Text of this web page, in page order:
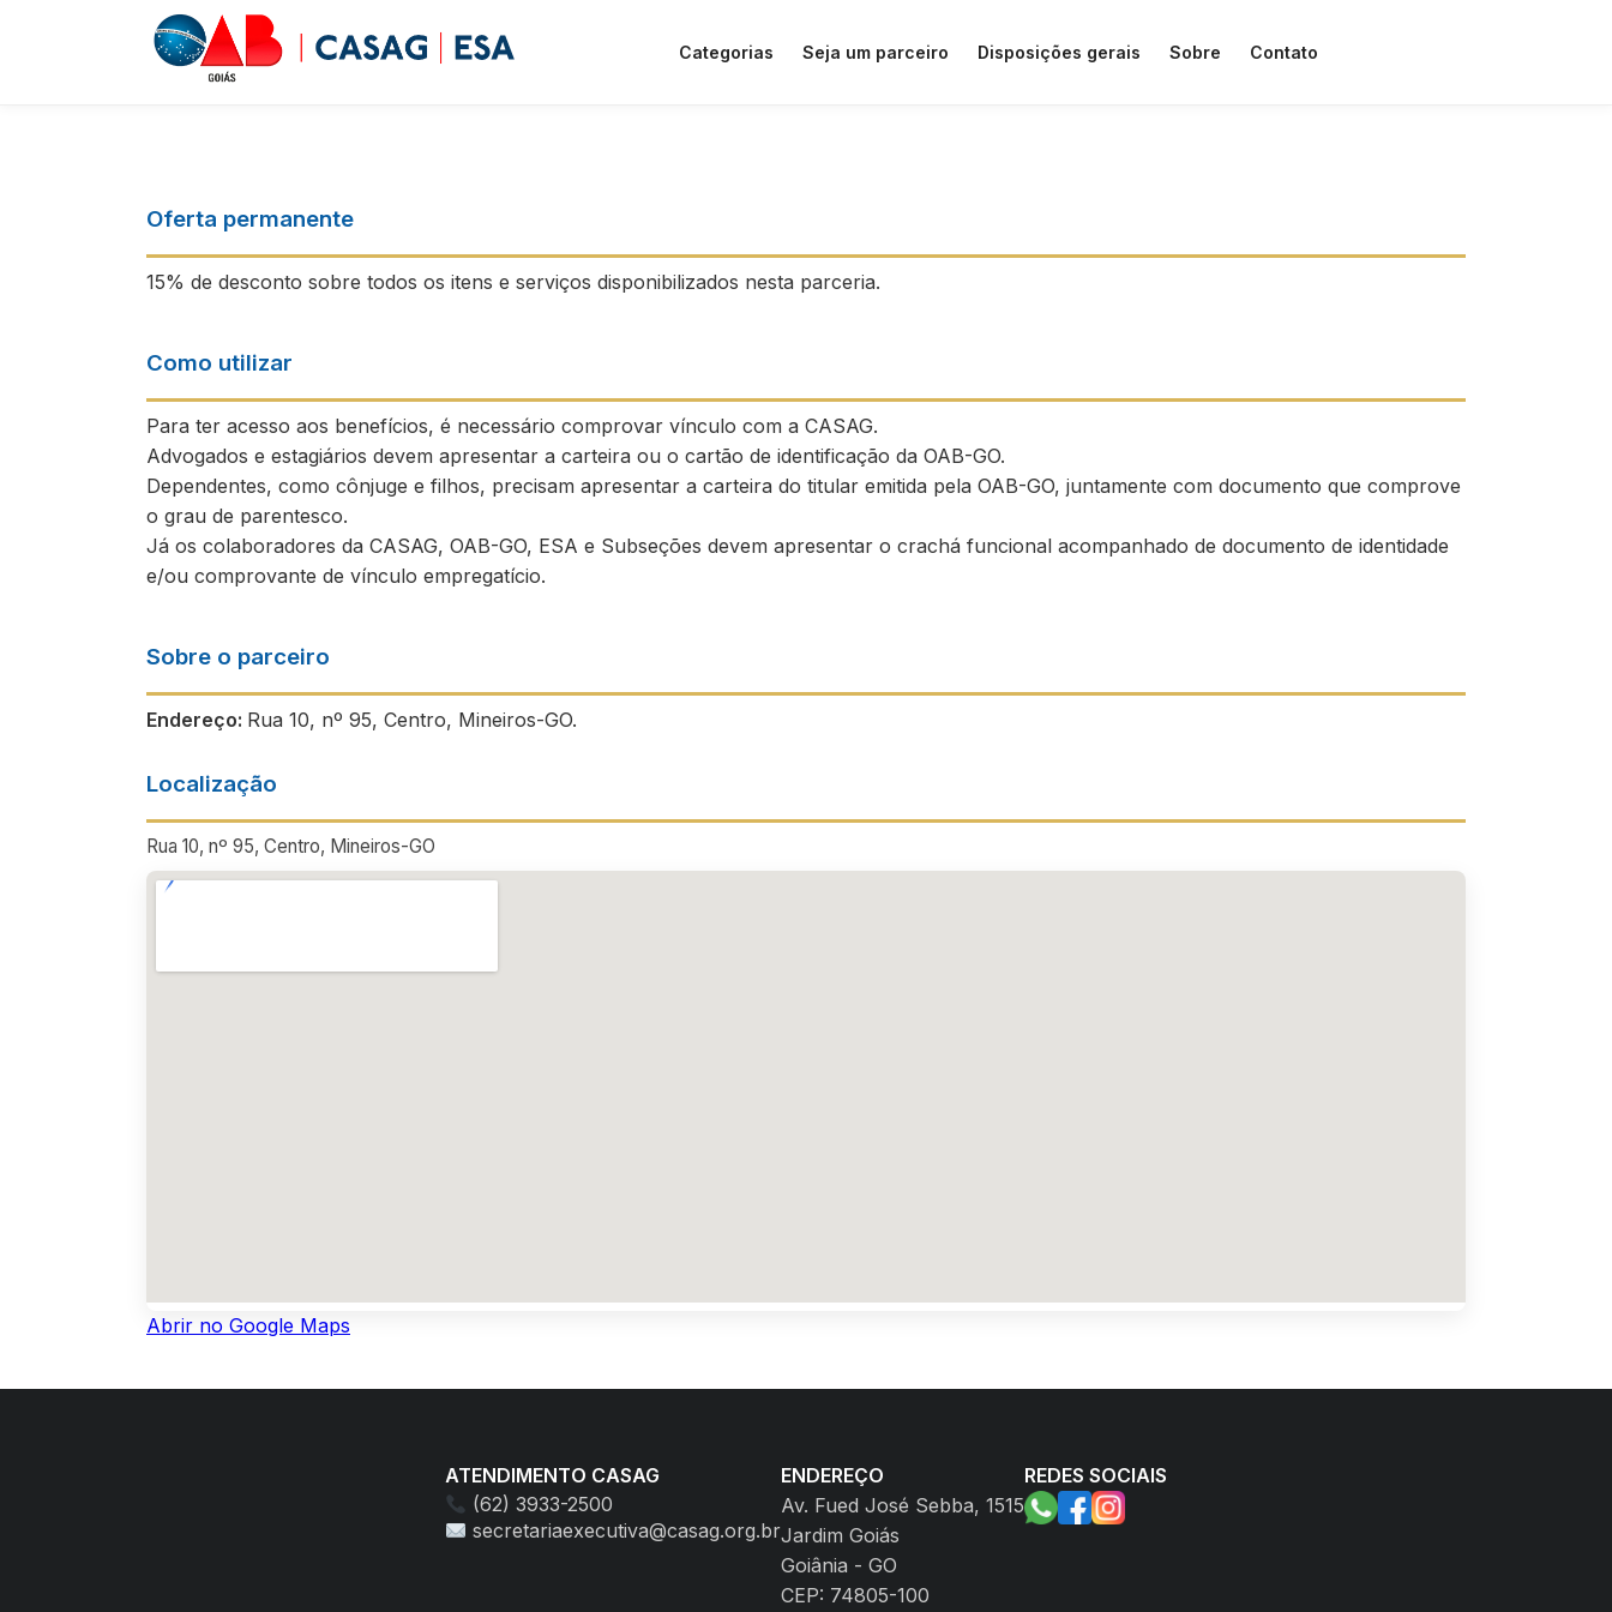
Categorias Seja um parceiro Disposições gerais Sobre Contato
Oferta permanente
15% de desconto sobre todos os itens e serviços disponibilizados nesta parceria.
Como utilizar
Para ter acesso aos benefícios, é necessário comprovar vínculo com a CASAG.
Advogados e estagiários devem apresentar a carteira ou o cartão de identificação da OAB-GO.
Dependentes, como cônjuge e filhos, precisam apresentar a carteira do titular emitida pela OAB-GO, juntamente com documento que comprove
o grau de parentesco.
Já os colaboradores da CASAG, OAB-GO, ESA e Subseções devem apresentar o crachá funcional acompanhado de documento de identidade
e/ou comprovante de vínculo empregatício.
Sobre o parceiro
Endereço: Rua 10, nº 95, Centro, Mineiros-GO.
Localização
Rua 10, nº 95, Centro, Mineiros-GO
Abrir no Google Maps
ATENDIMENTO CASAG
(62) 3933-2500
secretariaexecutiva@casag.org.br
ENDEREÇO
Av. Fued José Sebba, 1515
Jardim Goiás
Goiânia - GO
CEP: 74805-100
REDES SOCIAIS